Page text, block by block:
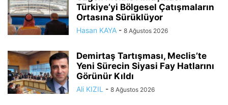
Türkiye’yi Bölgesel Çatışmaların
Ortasına Sürüklüyor
Hasan KAYA - 8 Ağustos 2026
Demirtaş Tartışması, Meclis’te
Yeni Sürecin Siyasi Fay Hatlarını
Görünür Kıldı
Ali KIZIL - 8 Ağustos 2026